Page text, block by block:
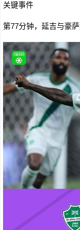
关键事件
第77分钟，延吉与豪